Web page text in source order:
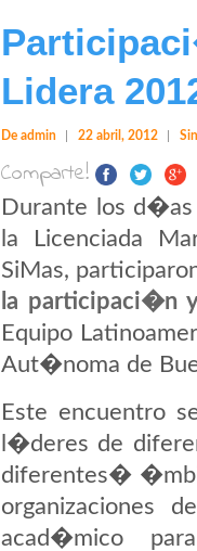
Lidera
De admin 22 abril, 2012
Comparte!
Durante los
la Licenciada
SiMas,
la participaci�n
Equipo
Aut�noma de
Este encuentro
l�deres de
diferentes�
organizaciones
acad�mico